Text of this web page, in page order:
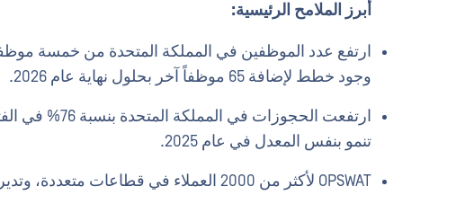
أبرز الملامح الرئيسية:
وجود خطط لإضافة 65 موظفاً آخر بحلول نهاية عام 2026.
تنمو بنفس المعدل في عام 2025.
OPSWAT لأكثر من 2000 العملاء في قطاعات متعددة، وتدير 20 مكتبًا على مستوى العالم.